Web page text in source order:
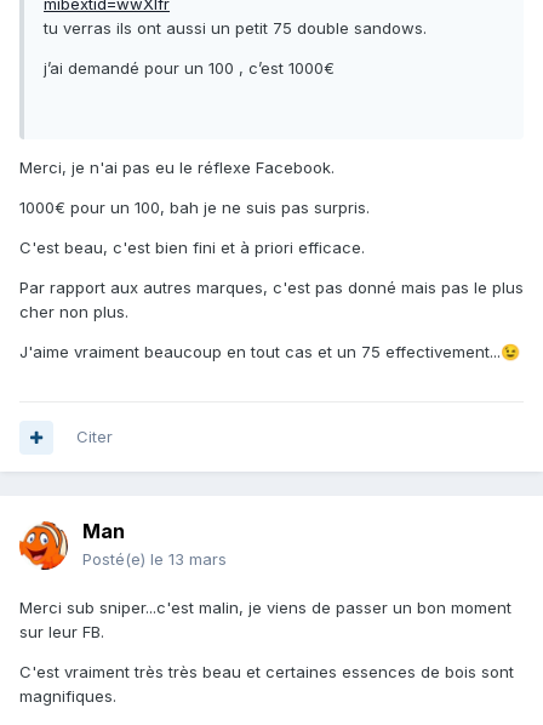
tu verras ils ont aussi un petit 75 double sandows.
j’ai demandé pour un 100 , c’est 1000€
Merci, je n'ai pas eu le réflexe Facebook.
1000€ pour un 100, bah je ne suis pas surpris.
C'est beau, c'est bien fini et à priori efficace.
Par rapport aux autres marques, c'est pas donné mais pas le plus
cher non plus.
J'aime vraiment beaucoup en tout cas et un 75 effectivement...😉
Citer
Man
Posté(e) le 13 mars
Merci sub sniper...c'est malin, je viens de passer un bon moment
sur leur FB.
C'est vraiment très très beau et certaines essences de bois sont
magnifiques.